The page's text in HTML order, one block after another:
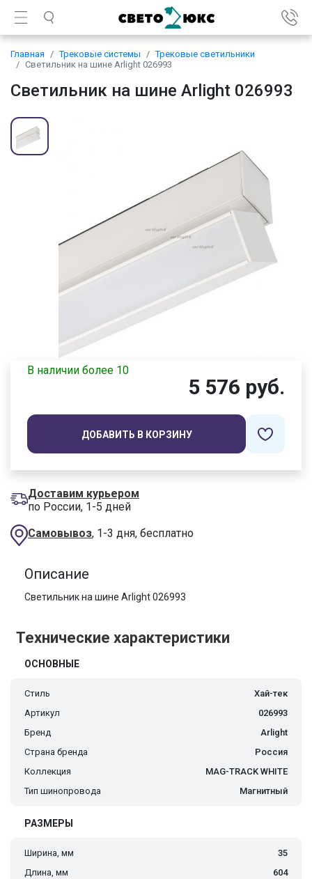
Главная Трековые системы
Трековые светильники
Светильник на шине Arlight 026993
Светильник на шине Arlight 026993
В наличии более 10
5 576 руб.
ДОБАВИТЬ В КОРЗИНУ
Доставим курьером
по России, 1-5 дней
Самовывоз, 1-3 дня, бесплатно
Описание
Светильник на шине Arlight 026993
Технические характеристики
ОСНОВНЫЕ
Стиль
Хай-тек
Артикул
026993
Бренд
Arlight
Страна бренда
Россия
Коллекция
MAG-TRACK WHITE
Тип шинопровода
Магнитный
РАЗМЕРЫ
Ширина, мм
35
Длина, мм
604